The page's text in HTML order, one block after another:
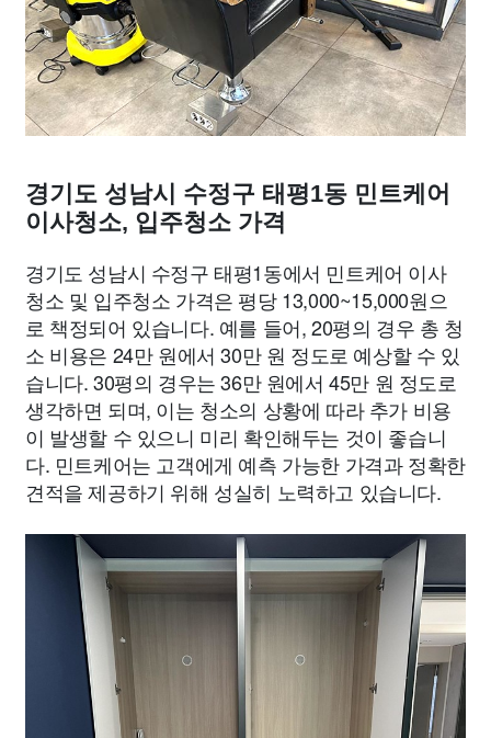
경기도 성남시 수정구 태평1동 민트케어
이사청소, 입주청소 가격
경기도 성남시 수정구 태평1동에서 민트케어 이사
청소 및 입주청소 가격은 평당 13,000~15,000원으
로 책정되어 있습니다. 예를 들어, 20평의 경우 총 청
소 비용은 24만 원에서 30만 원 정도로 예상할 수 있
습니다. 30평의 경우는 36만 원에서 45만 원 정도로
생각하면 되며, 이는 청소의 상황에 따라 추가 비용
이 발생할 수 있으니 미리 확인해두는 것이 좋습니
다. 민트케어는 고객에게 예측 가능한 가격과 정확한
견적을 제공하기 위해 성실히 노력하고 있습니다.